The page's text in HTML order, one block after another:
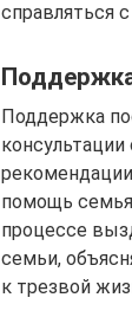
справляться
Поддержка
помощь
процессе
семьи,
к трезвой